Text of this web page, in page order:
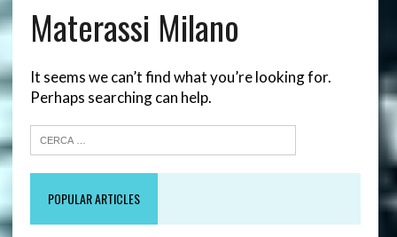
Materassi Milano
It seems we can’t find what you’re looking for.
Perhaps searching can help.
POPULAR ARTICLES